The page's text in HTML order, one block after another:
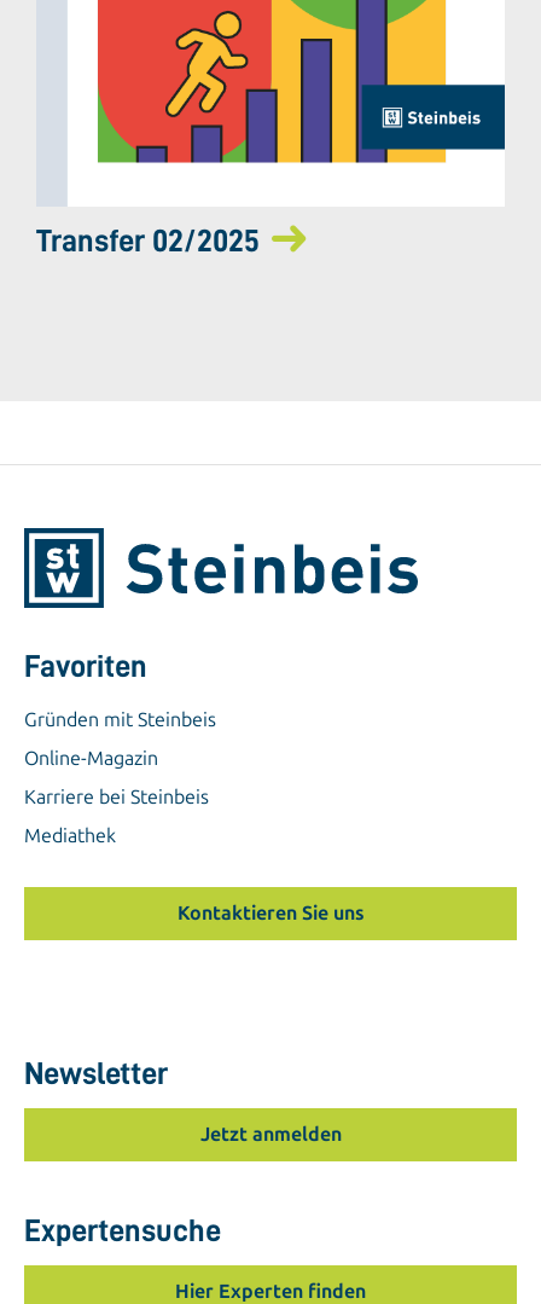
Transfer 02/2025
Favoriten
Gründen mit Steinbeis
Online-Magazin
Karriere bei Steinbeis
Mediathek
Kontaktieren Sie uns
Newsletter
Jetzt anmelden
Expertensuche
Hier Experten finden